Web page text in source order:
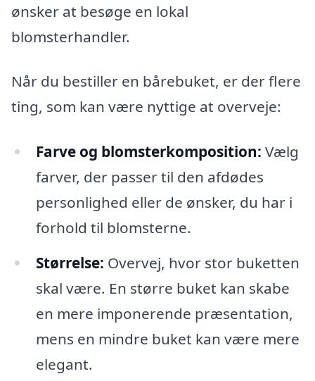
ønsker at besøge en lokal
blomsterhandler.
Når du bestiller en bårebuket, er der flere
ting, som kan være nyttige at overveje:
Farve og blomsterkomposition: Vælg
farver, der passer til den afdødes
personlighed eller de ønsker, du har i
forhold til blomsterne.
Størrelse: Overvej, hvor stor buketten
skal være. En større buket kan skabe
en mere imponerende præsentation,
mens en mindre buket kan være mere
elegant.